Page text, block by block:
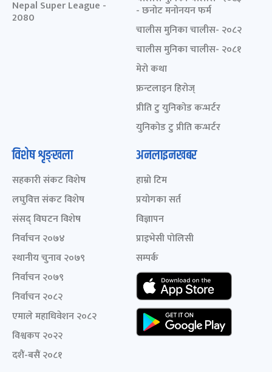
Nepal Super League -
2080
- छनोट मनोनयन फर्म
चालीस मुनिका चालीस- २०८२
चालीस मुनिका चालीस- २०८१
मेरो कथा
फ्रन्टलाइन हिरोज्
प्रीति टु युनिकोड कन्भर्टर
युनिकोड टु प्रीति कन्भर्टर
विशेष शृङ्खला
सहकारी संकट विशेष
लघुवित्त संकट विशेष
संसद् विघटन विशेष
निर्वाचन २०७४
स्थानीय चुनाव २०७९
निर्वाचन २०७९
निर्वाचन २०८२
एमाले महाधिवेशन २०८२
विश्वकप २०२२
दशैं-बसैं २०८१
अनलाइनखबर
हाम्रो टिम
प्रयोगका सर्त
विज्ञापन
प्राइभेसी पोलिसी
सम्पर्क